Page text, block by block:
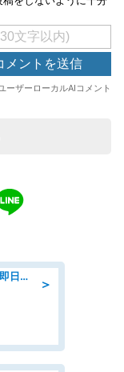
＞
営業/商社でのルート営業のお仕事/即日勤務可/車通勤可/営業